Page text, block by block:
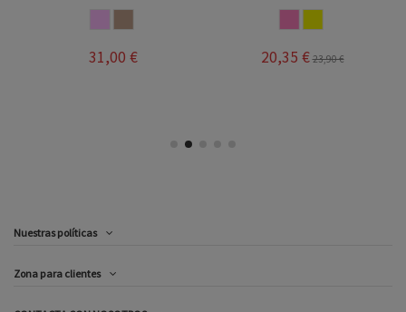
31,00 € 20,35 € 23,90 €
Nuestras políticas
Zona para clientes